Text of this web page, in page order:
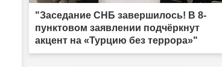
"Заседание СНБ завершилось! В 8-
пунктовом заявлении подчёркнут
акцент на «Турцию без террора»"